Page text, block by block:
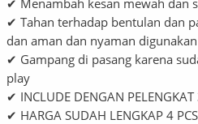
✔ Menambah kesan mewah dan
✔ Tahan terhadap bentulan dan
dan aman dan nyaman digunakan
✔ Gampang di pasang karena
play
✔ INCLUDE DENGAN PELENGKAT
✔ HARGA SUDAH LENGKAP 4